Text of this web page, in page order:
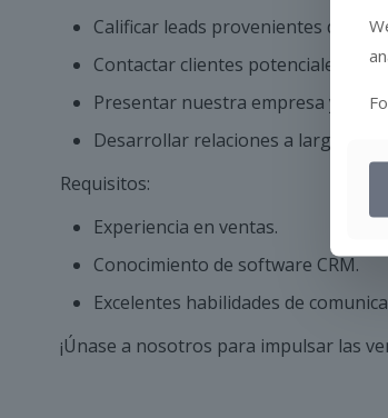
Calificar leads provenientes de
Contactar clientes potenciales
Presentar nuestra empresa y
Desarrollar relaciones a largo
Requisitos:
Experiencia en ventas.
Conocimiento de software CRM.
Excelentes habilidades de
¡Únase a nosotros para impulsar las